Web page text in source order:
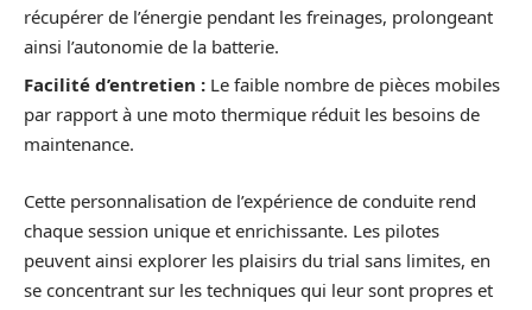
récupérer de l’énergie pendant les freinages, prolongeant
ainsi l’autonomie de la batterie.
Facilité d’entretien : Le faible nombre de pièces mobiles
par rapport à une moto thermique réduit les besoins de
maintenance.
Cette personnalisation de l’expérience de conduite rend
chaque session unique et enrichissante. Les pilotes
peuvent ainsi explorer les plaisirs du trial sans limites, en
se concentrant sur les techniques qui leur sont propres et